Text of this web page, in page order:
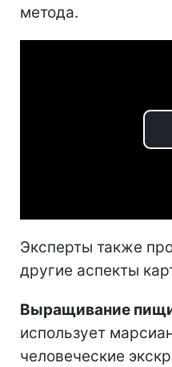
метода.
Эксперты также
другие аспекты
Выращивание
использует
человеческие